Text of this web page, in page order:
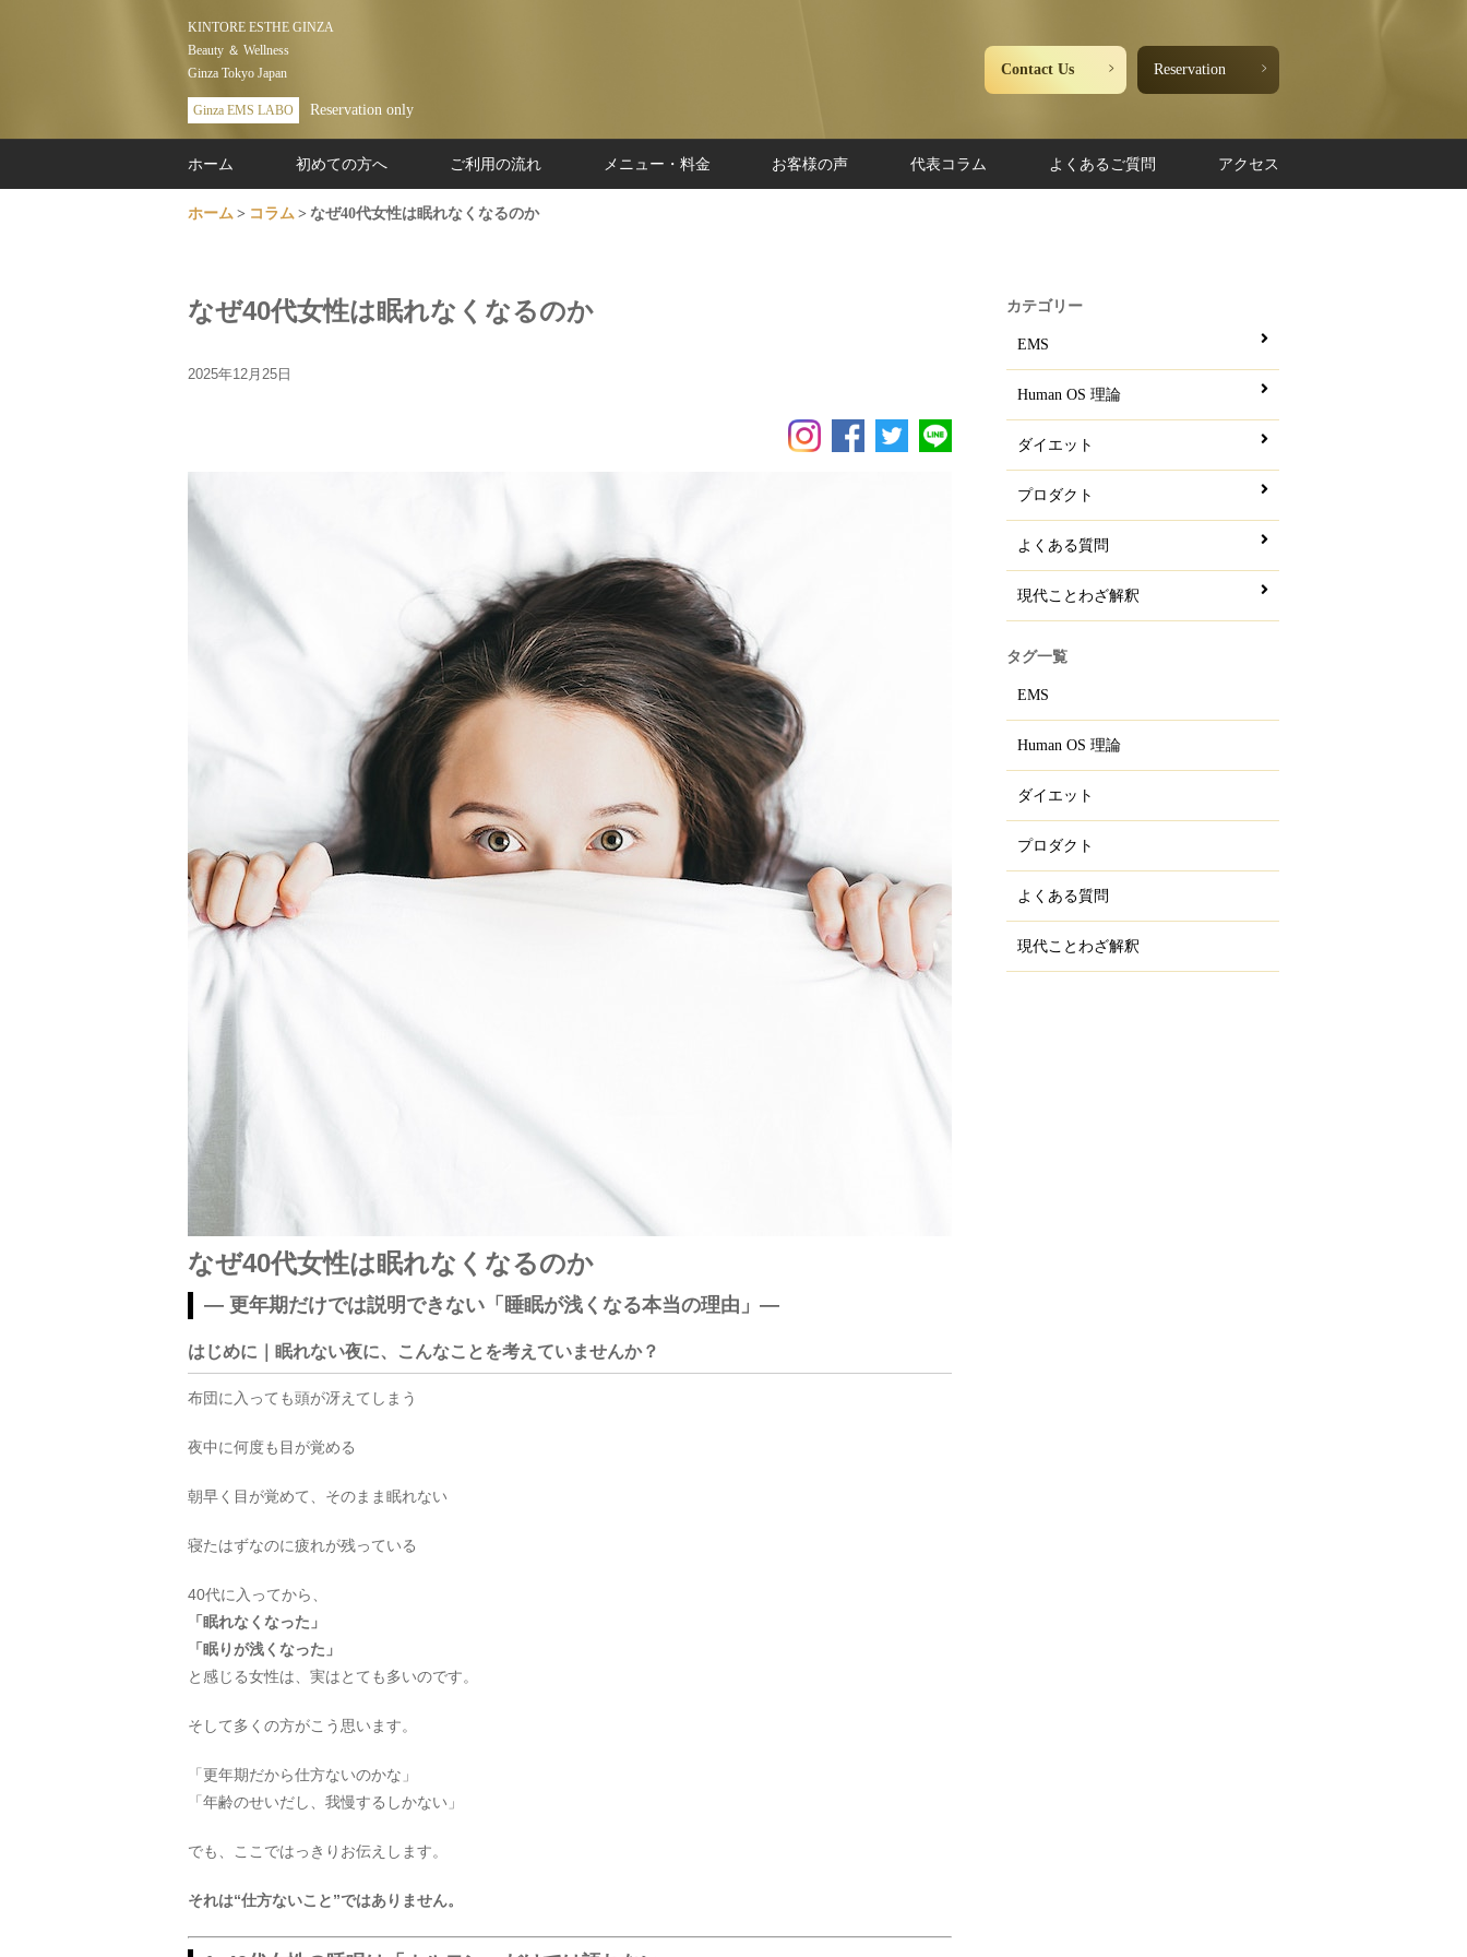
KINTORE ESTHE GINZA
Beauty ＆ Wellness
Ginza Tokyo Japan
Ginza EMS LABO Reservation only
Contact Us Reservation
ホーム 初めての方へ ご利用の流れ メニュー・料金 お客様の声 代表コラム よくあるご質問 アクセス
ホーム コラム なぜ40代女性は眠れなくなるのか
なぜ40代女性は眠れなくなるのか
2025年12月25日
なぜ40代女性は眠れなくなるのか
― 更年期だけでは説明できない「睡眠が浅くなる本当の理由」―
はじめに｜眠れない夜に、こんなことを考えていませんか？
布団に入っても頭が冴えてしまう
夜中に何度も目が覚める
朝早く目が覚めて、そのまま眠れない
寝たはずなのに疲れが残っている
40代に入ってから、
「眠れなくなった」
「眠りが浅くなった」
と感じる女性は、実はとても多いのです。
そして多くの方がこう思います。
「更年期だから仕方ないのかな」
「年齢のせいだし、我慢するしかない」
でも、ここではっきりお伝えします。
それは“仕方ないこと”ではありません。
カテゴリー
EMS
Human OS 理論
ダイエット
プロダクト
よくある質問
現代ことわざ解釈
タグ一覧
EMS
Human OS 理論
ダイエット
プロダクト
よくある質問
現代ことわざ解釈